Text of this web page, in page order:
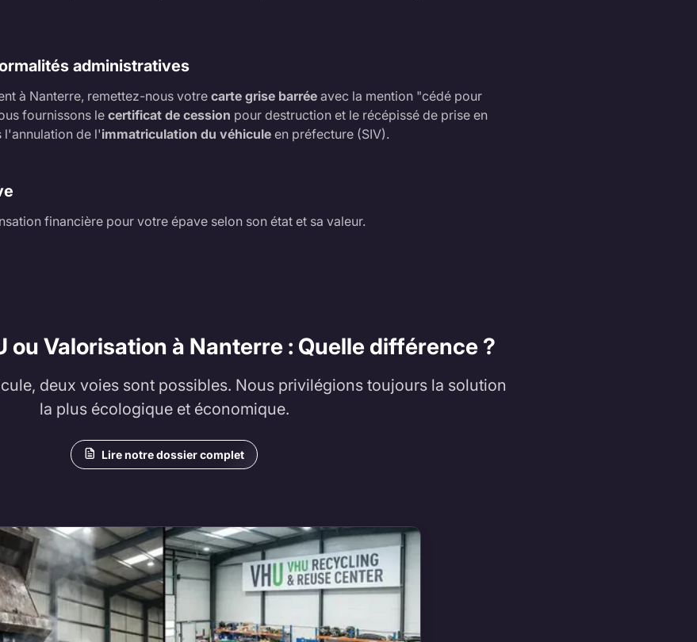
administratives
à Nanterre, remettez-nous votre carte grise barrée avec la mention "cédé pour
fournissons le certificat de cession pour destruction et le récépissé de prise en
l'annulation de l'immatriculation du véhicule en préfecture (SIV).
financière pour votre épave selon son état et sa valeur.
ou Valorisation à Nanterre : Quelle différence ?
deux voies sont possibles. Nous privilégions toujours la solution
la plus écologique et économique.
Lire notre dossier complet